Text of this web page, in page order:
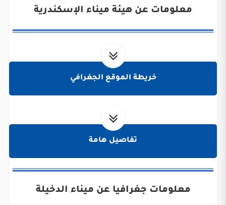
معلومات عن هيئة ميناء الإسكندرية
خريطة الموقع الجغرافي
تفاصيل هامة
معلومات جغرافيا عن ميناء الدخيلة